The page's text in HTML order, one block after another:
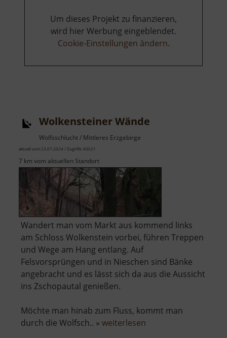
Um dieses Projekt zu finanzieren,
wird hier Werbung eingeblendet.
Cookie-Einstellungen ändern.
Wolkensteiner Wände
Wolfsschlucht / Mittleres Erzgebirge
aktuell vom 23.07.2024 / Zugriffe: 60021
7 km vom aktuellen Standort
Wandert man vom Markt aus kommend links
am Schloss Wolkenstein vorbei, führen Treppen
und Wege am Hang entlang. Auf
Felsvorsprüngen und in Nieschen sind Bänke
angebracht und es lässt sich da aus die Aussicht
ins Zschopautal genießen.
Möchte man hinab zum Fluss, kommt man
durch die Wolfsch.. » weiterlesen